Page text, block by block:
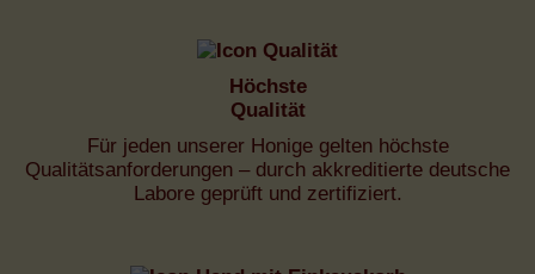
Höchste
Qualität
Für jeden unserer Honige gelten höchste
Qualitätsanforderungen – durch akkreditierte deutsche
Labore geprüft und zertifiziert.